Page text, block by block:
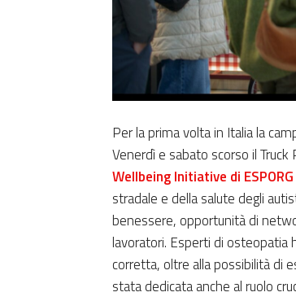
Per la prima volta in Italia la
Venerdì e sabato scorso il
Wellbeing Initiative di ESPORG
stradale e della salute degli
benessere, opportunità di
lavoratori. Esperti di osteopatia
corretta, oltre alla possibilità di
stata dedicata anche al ruolo